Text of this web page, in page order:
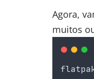
Agora,
muitos